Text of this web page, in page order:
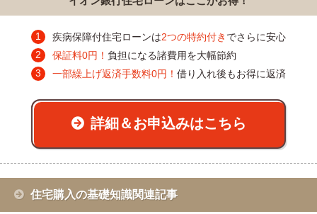
疾病保障付住宅ローンは2つの特約付き でさらに安心
保証料0円！ 負担になる諸費用を大幅節約
一部繰上げ返済手数料0円！ 借り入れ後もお得に返済
詳細＆お申込みはこちら
住宅購入の基礎知識関連記事